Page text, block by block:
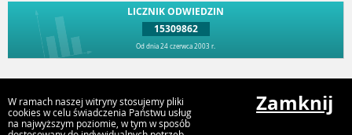
LICZNIK ODWIEDZIN
15309862
Od dnia 24 czerwca 2003 r.
W ramach naszej witryny stosujemy pliki
cookies w celu świadczenia Państwu usług
na najwyższym poziomie, w tym w sposób
Zamknij